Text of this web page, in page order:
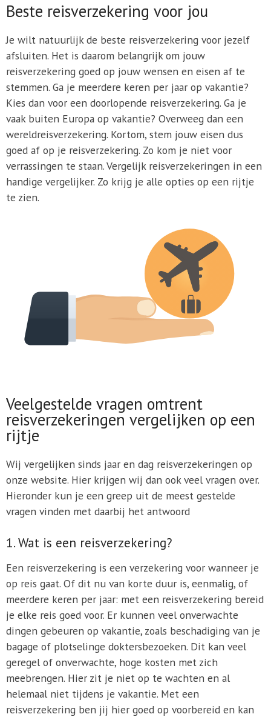
Beste reisverzekering voor jou
Je wilt natuurlijk de beste reisverzekering voor jezelf
afsluiten. Het is daarom belangrijk om jouw
reisverzekering goed op jouw wensen en eisen af te
stemmen. Ga je meerdere keren per jaar op vakantie?
Kies dan voor een doorlopende reisverzekering. Ga je
vaak buiten Europa op vakantie? Overweeg dan een
wereldreisverzekering. Kortom, stem jouw eisen dus
goed af op je reisverzekering. Zo kom je niet voor
verrassingen te staan. Vergelijk reisverzekeringen in een
handige vergelijker. Zo krijg je alle opties op een rijtje
te zien.
Veelgestelde vragen omtrent
reisverzekeringen vergelijken op een
rijtje
Wij vergelijken sinds jaar en dag reisverzekeringen op
onze website. Hier krijgen wij dan ook veel vragen over.
Hieronder kun je een greep uit de meest gestelde
vragen vinden met daarbij het antwoord
1. Wat is een reisverzekering?
Een reisverzekering is een verzekering voor wanneer je
op reis gaat. Of dit nu van korte duur is, eenmalig, of
meerdere keren per jaar: met een reisverzekering bereid
je elke reis goed voor. Er kunnen veel onverwachte
dingen gebeuren op vakantie, zoals beschadiging van je
bagage of plotselinge doktersbezoeken. Dit kan veel
geregel of onverwachte, hoge kosten met zich
meebrengen. Hier zit je niet op te wachten en al
helemaal niet tijdens je vakantie. Met een
reisverzekering ben jij hier goed op voorbereid en kan